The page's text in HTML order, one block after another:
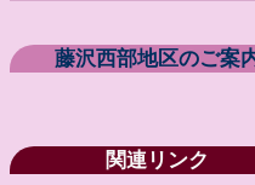
藤沢西部地区のご案
関連リンク